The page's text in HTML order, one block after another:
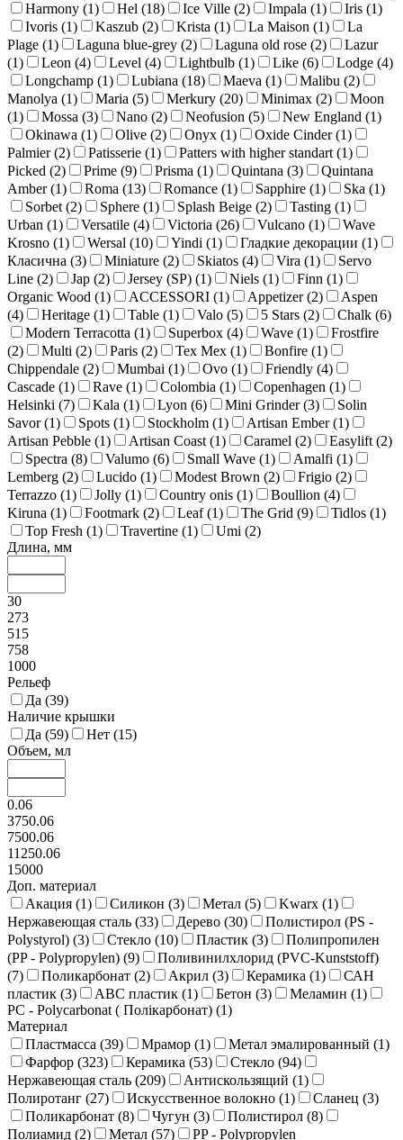
Harmony (1) Hel (18) Ice Ville (2) Impala (1) Iris (1)
Ivoris (1) Kaszub (2) Krista (1) La Maison (1)
La
Plage (1) Laguna blue-grey (2) Laguna old rose (2)
Lazur
(1) Leon (4) Level (4) Lightbulb (1) Like (6) Lodge (4)
Longchamp (1) Lubiana (18) Maeva (1) Malibu (2)
Manolya (1) Maria (5) Merkury (20) Minimax (2)
Moon
(1) Mossa (3) Nano (2) Neofusion (5) New England (1)
Okinawa (1) Olive (2) Onyx (1) Oxide Cinder (1)
Palmier (2) Patisserie (1) Patters with higher standart (1)
Picked (2) Prime (9) Prisma (1) Quintana (3)
Quintana
Amber (1) Roma (13) Romance (1) Sapphire (1) Ska (1)
Sorbet (2) Sphere (1) Splash Beige (2) Tasting (1)
Urban (1) Versatile (4) Victoria (26) Vulcano (1)
Wave
Krosno (1) Wersal (10) Yindi (1) Гладкие декорации (1)
Класична (3) Miniature (2) Skiatos (4) Vira (1)
Servo
Line (2) Jap (2) Jersey (SP) (1) Niels (1) Finn (1)
Organic Wood (1) ACCESSORI (1) Appetizer (2)
Aspen
(4) Heritage (1) Table (1) Valo (5) 5 Stars (2) Chalk (6)
Modern Terracotta (1) Superbox (4) Wave (1)
Frostfire
(2) Multi (2) Paris (2) Tex Mex (1) Bonfire (1)
Chippendale (2) Mumbai (1) Ovo (1) Friendly (4)
Cascade (1) Rave (1) Colombia (1) Copenhagen (1)
Helsinki (7) Kala (1) Lyon (6) Mini Grinder (3)
Solin
Savor (1) Spots (1) Stockholm (1) Artisan Ember (1)
Artisan Pebble (1) Artisan Coast (1) Caramel (2) Easylift (2)
Spectra (8) Valumo (6) Small Wave (1) Amalfi (1)
Lemberg (2) Lucido (1) Modest Brown (2) Frigio (2)
Terrazzo (1) Jolly (1) Country onis (1) Boullion (4)
Kiruna (1) Footmark (2) Leaf (1) The Grid (9) Tidlos (1)
Top Fresh (1) Travertine (1) Umi (2)
Длина, мм
30
273
515
758
1000
Рельеф
Да (39)
Наличие крышки
Да (59) Нет (15)
Объем, мл
0.06
3750.06
7500.06
11250.06
15000
Доп. материал
Акация (1) Силикон (3) Метал (5) Kwarx (1)
Нержавеющая сталь (33) Дерево (30)
Полистирол (PS -
Polystyrol) (3) Стекло (10) Пластик (3)
Полипропилен
(PP - Polypropylen) (9)
Поливинилхлорид (PVC-Kunststoff)
(7) Поликарбонат (2) Акрил (3) Керамика (1)
САН
пластик (3) ABC пластик (1) Бетон (3) Меламин (1)
PC - Polycarbonat ( Полікарбонат) (1)
Материал
Пластмасса (39) Мрамор (1) Метал эмалированный (1)
Фарфор (323) Керамика (53) Стекло (94)
Нержавеющая сталь (209) Антискользящий (1)
Полиротанг (27) Искусственное волокно (1) Сланец (3)
Поликарбонат (8) Чугун (3) Полистирол (8)
Полиамид (2) Метал (57) PP - Polypropylen